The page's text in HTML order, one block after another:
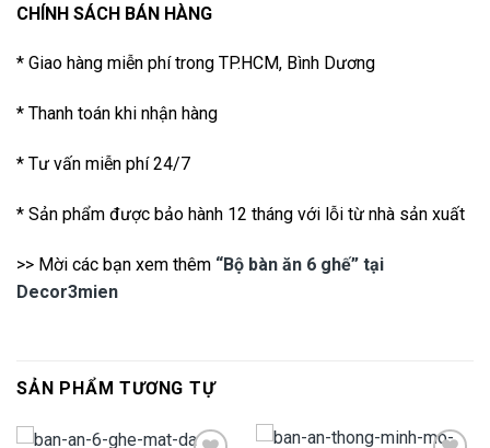
CHÍNH SÁCH BÁN HÀNG
* Giao hàng miễn phí trong TP.HCM, Bình Dương
* Thanh toán khi nhận hàng
* Tư vấn miễn phí 24/7
* Sản phẩm được bảo hành 12 tháng với lỗi từ nhà sản xuất
>> Mời các bạn xem thêm “Bộ bàn ăn 6 ghế” tại
Decor3mien
SẢN PHẨM TƯƠNG TỰ